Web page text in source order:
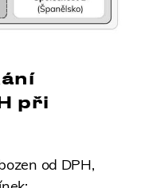
při
od DPH,